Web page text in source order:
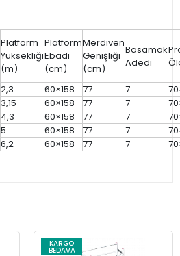
Platform
Yüksekliği
(m)
Platform
Ebadı
(cm)
Merdiven
Genişliği
(cm)
Basamak
Adedi
2,3 60×158 77 7
3,15 60×158 77 7
4,3 60×158 77 7
5 60×158 77 7
6,2 60×158 77 7
KARGO
BEDAVA